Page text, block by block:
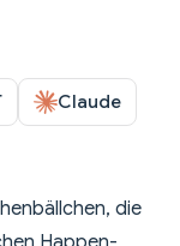
Claude
die